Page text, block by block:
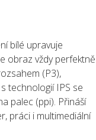
bílé upravuje
obraz vždy perfektně
(P3),
technologií IPS se
palec (ppi). Přináší
práci i multimediální